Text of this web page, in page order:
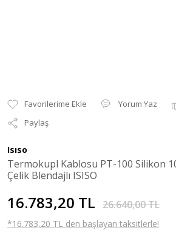
Yorum Yaz
Paylaş
Isıso
Termokupl Kablosu PT-100 Silikon
Çelik Blendajlı ISISO
16.783,20 TL 26.640,00 TL
*16.783,20 TL den başlayan taksitlerle!